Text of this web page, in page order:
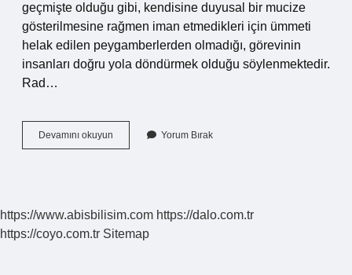
geçmişte olduğu gibi, kendisine duyusal bir mucize
gösterilmesine rağmen iman etmedikleri için ümmeti
helak edilen peygamberlerden olmadığı, görevinin
insanları doğru yola döndürmek olduğu söylenmektedir.
Rad…
Devamını okuyun
Suresi
Okunur
Yorum Bırak
https://www.abisbilisim.com https://dalo.com.tr
https://coyo.com.tr Sitemap